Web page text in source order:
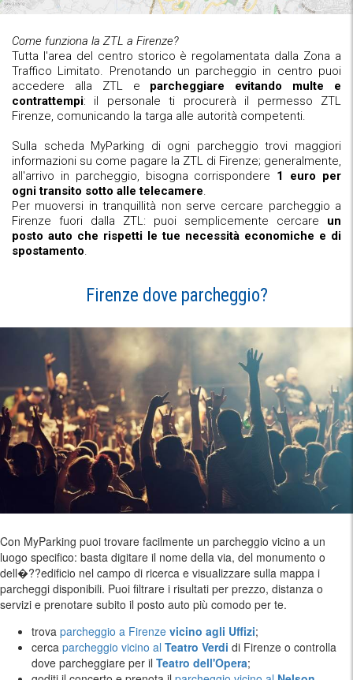
Come funziona la ZTL a Firenze?
Tutta l'area del centro storico è regolamentata dalla Zona a
Traffico Limitato. Prenotando un parcheggio in centro puoi
accedere alla ZTL e parcheggiare evitando multe e
contrattempi: il personale ti procurerà il permesso ZTL
Firenze, comunicando la targa alle autorità competenti.
Sulla scheda MyParking di ogni parcheggio trovi maggiori
informazioni su come pagare la ZTL di Firenze; generalmente,
all'arrivo in parcheggio, bisogna corrispondere 1 euro per
ogni transito sotto alle telecamere.
Per muoversi in tranquillità non serve cercare parcheggio a
Firenze fuori dalla ZTL: puoi semplicemente cercare un
posto auto che rispetti le tue necessità economiche e di
spostamento.
Firenze dove parcheggio?
Con MyParking puoi trovare facilmente un parcheggio vicino a un
luogo specifico: basta digitare il nome della via, del monumento o
dell�??edificio nel campo di ricerca e visualizzare sulla mappa i
parcheggi disponibili. Puoi filtrare i risultati per prezzo, distanza o
servizi e prenotare subito il posto auto più comodo per te.
trova parcheggio a Firenze vicino agli Uffizi;
cerca parcheggio vicino al Teatro Verdi di Firenze o controlla
dove parcheggiare per il Teatro dell'Opera;